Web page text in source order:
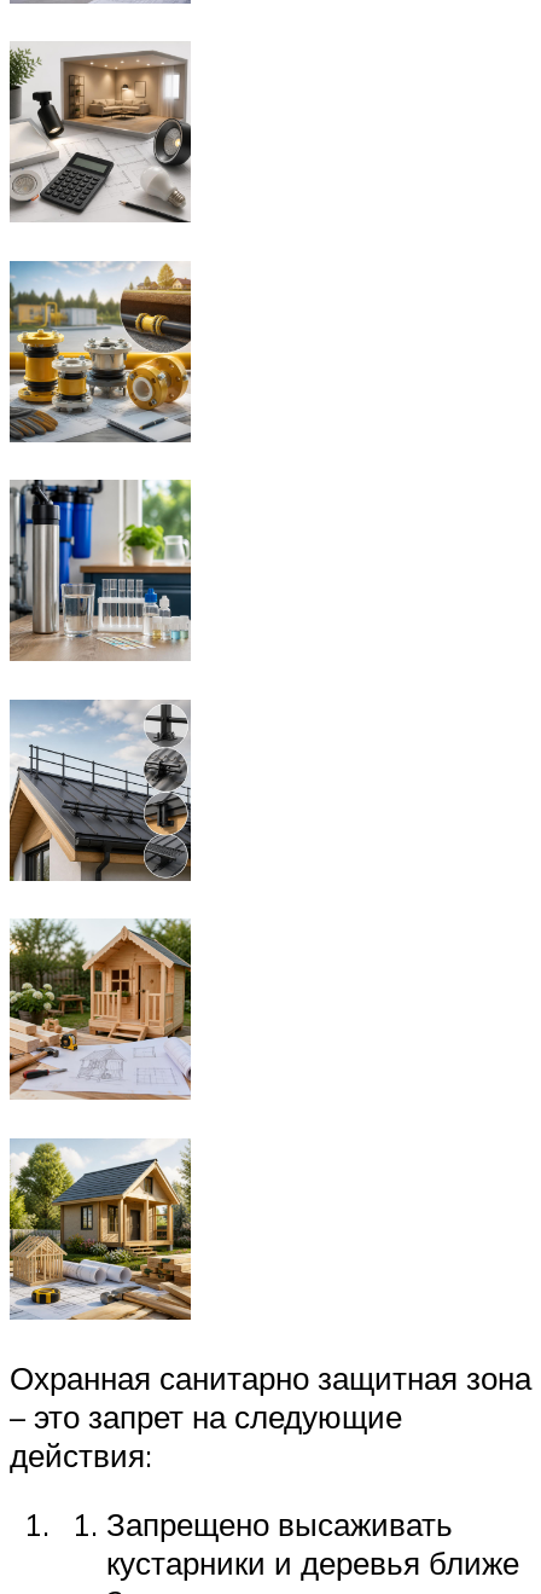
Охранная санитарно защитная зона
– это запрет на следующие
действия:
Запрещено высаживать
кустарники и деревья ближе